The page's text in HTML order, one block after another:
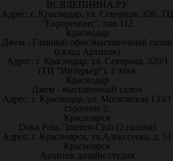
ВСЯЛЕПНИНА.РУ
Адрес: г. Краснодар, ул. Северная, 320, ТЦ
"Евроремонт", пав.112
Краснодар
Джем - Главный офис/выставочный салон
(склад Артполе)
Адрес: г. Краснодар, ул. Северная, 320/1
(ТЦ "Интерьер"), 2 этаж
Краснодар
Джем - выставочный салон
Адрес: г. Краснодар, ул. Московская 133/1
строение 2.
Красноярск
Doka Pola / Interior-Club (2 салона)
Адрес: г. Красноярск, ул.Алекссеева, д. 51
Красноярск
Архитек дизайн студия